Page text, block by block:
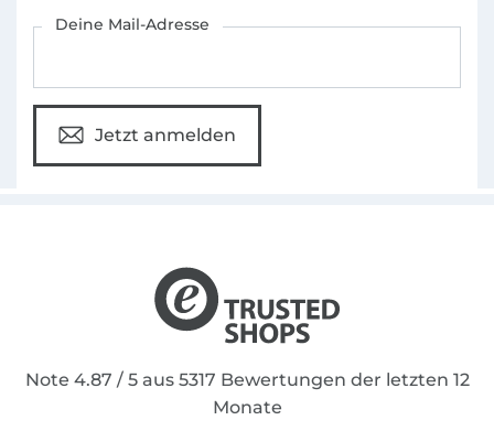
Deine Mail-Adresse
Jetzt anmelden
Note 4.87 / 5 aus 5317 Bewertungen der letzten 12
Monate